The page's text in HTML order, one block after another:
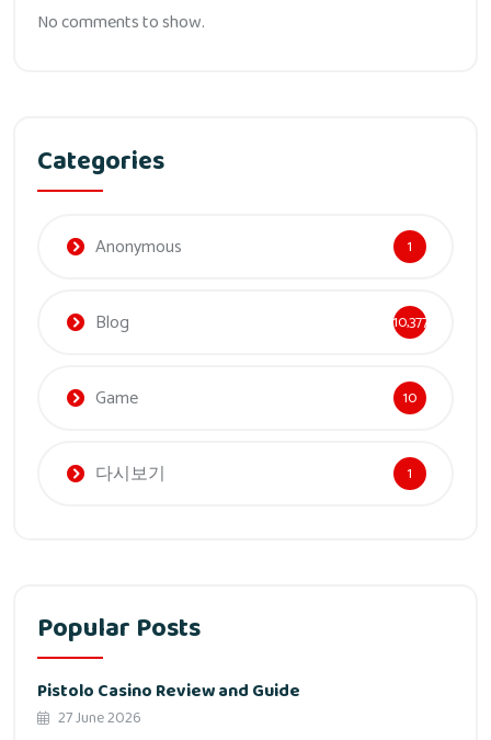
No comments to show.
Categories
Anonymous 1
Blog 10,377
Game 10
다시보기 1
Popular Posts
Pistolo Casino Review and Guide
27 June 2026